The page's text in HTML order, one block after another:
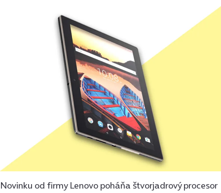
Novinku od firmy Lenovo poháňa štvorjadrový procesor